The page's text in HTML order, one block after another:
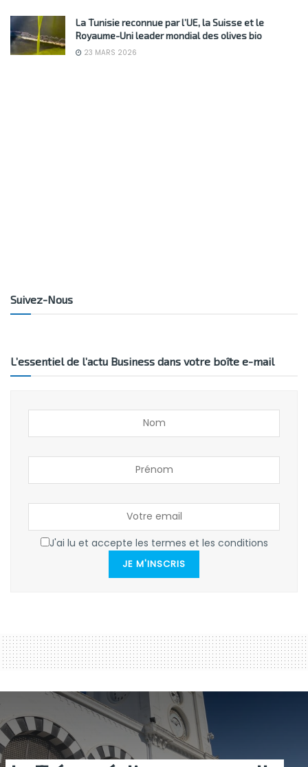
La Tunisie reconnue par l’UE, la Suisse et le
Royaume-Uni leader mondial des olives bio
23 MARS 2026
Suivez-Nous
L’essentiel de l’actu Business dans votre boîte e-mail
J'ai lu et accepte les termes et les conditions
JE M'INSCRIS